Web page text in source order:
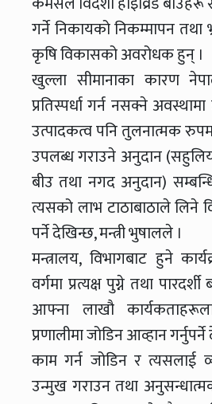
गर्ने निकायको निकम्मापन तथा
कृषि विकासको अवरोधक हुन् ।
खुल्ला सीमानाका कारण
प्रतिस्पर्धा गर्न नसक्ने
उत्पादकत्व पनि तुलनात्मक
उपलब्ध गराउने अनुदान
बीउ तथा नगद अनुदान)
त्यसको लाभ टाठाबाठाले लिने
पर्ने देखिन्छ, मन्त्री भुषालले ।
मन्त्रालय, विभागबाट हुने
वर्गमा प्रत्यक्ष पुग्ने तथा
आफ्ना लाखौ
प्रणालीमा जोडिन आव्हान
काम गर्न जोडिन र त्यसलाई
उन्मुख गराउन तथा